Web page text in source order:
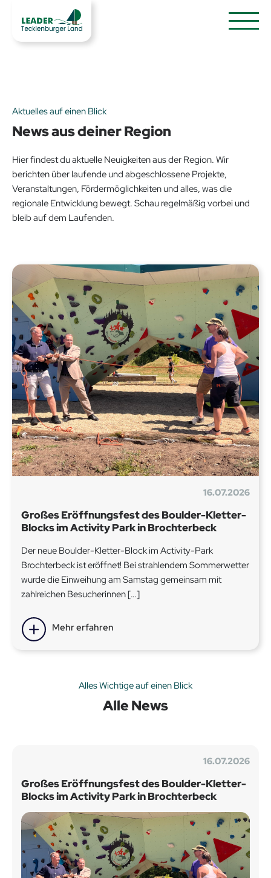
Aktuelles auf einen Blick
News aus deiner Region
Hier findest du aktuelle Neuigkeiten aus der Region. Wir
berichten über laufende und abgeschlossene Projekte,
Veranstaltungen, Fördermöglichkeiten und alles, was die
regionale Entwicklung bewegt. Schau regelmäßig vorbei und
bleib auf dem Laufenden.
16.07.2026
Großes Eröffnungsfest des Boulder-Kletter-
Blocks im Activity Park in Brochterbeck
Der neue Boulder-Kletter-Block im Activity-Park
Brochterbeck ist eröffnet! Bei strahlendem Sommerwetter
wurde die Einweihung am Samstag gemeinsam mit
zahlreichen Besucherinnen […]
Mehr erfahren
Alles Wichtige auf einen Blick
Alle News
16.07.2026
Großes Eröffnungsfest des Boulder-Kletter-
Blocks im Activity Park in Brochterbeck